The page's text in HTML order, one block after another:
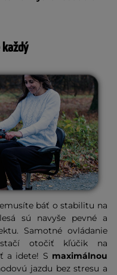
báť o stabilitu na
sú navyše pevné a
Samotné ovládanie
otočiť kľúčik na
a idete! S maximálnou
jazdu bez stresu a